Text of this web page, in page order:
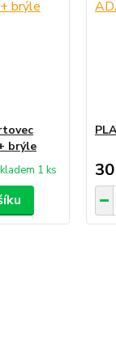
brýle
1 ks